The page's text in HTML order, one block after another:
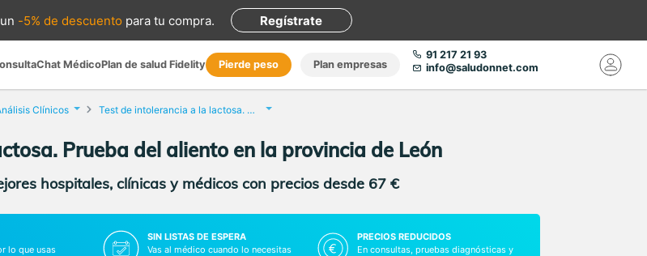
un -5% de descuento para tu compra. Regístrate
Chat MédicoPlan de salud Fidelity Pierde peso Plan empresas
91 217 21 93
info@saludonnet.com
Clínicos Test de intolerancia a la lactosa. Prueba del aliento
Prueba del aliento en la provincia de León
hospitales, clínicas y médicos con precios desde 67 €
lo que usas
SIN LISTAS DE ESPERA
Vas al médico cuando lo necesitas
PRECIOS REDUCIDOS
En consultas, pruebas diagnósticas y